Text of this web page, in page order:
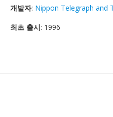
개발자: Nippon Telegraph and
최초 출시: 1996